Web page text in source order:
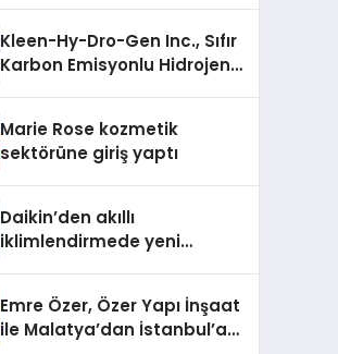
Kleen-Hy-Dro-Gen Inc., Sıfır
Karbon Emisyonlu Hidrojen
Aldı
Marie Rose kozmetik
sektörüne giriş yaptı
Daikin’den akıllı
iklimlendirmede yeni
Emre Özer, Özer Yapı İnşaat
ile Malatya’dan İstanbul’a